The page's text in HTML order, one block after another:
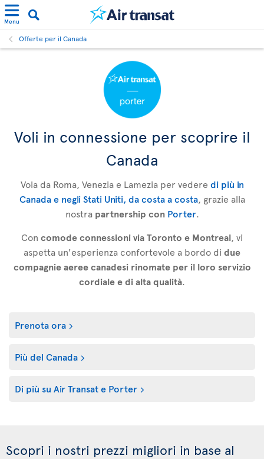
Menu
Offerte per il Canada
Voli in connessione per scoprire il
Canada
Vola da Roma, Venezia e Lamezia per vedere di più in
Canada e negli Stati Uniti, da costa a costa, grazie alla
nostra partnership con Porter.
Con comode connessioni via Toronto e Montreal, vi
aspetta un'esperienza confortevole a bordo di due
compagnie aeree canadesi rinomate per il loro servizio
cordiale e di alta qualità.
Prenota ora
Più del Canada
Di più su Air Transat e Porter
Scopri i nostri prezzi migliori in base al